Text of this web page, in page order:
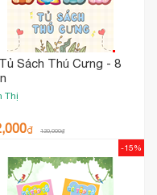
Sách Thú Cưng - 8
Thị
₫ 120,000₫
-15%